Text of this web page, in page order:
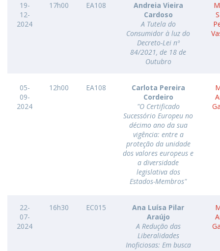
19-
12-
2024
17h00 EA108
Andreia Vieira
Cardoso
A Tutela do
Consumidor à luz do
Decreto-Lei nº
84/2021, de 18 de
Outubro
05-
09-
2024
12h00 EA108
Carlota Pereira
Cordeiro
"O Certificado
Sucessório Europeu no
décimo ano da sua
vigência: entre a
proteção da unidade
dos valores europeus e
a diversidade
legislativa dos
Estados-Membros"
22-
07-
2024
16h30 EC015
Ana Luísa Pilar
Araújo
A Redução das
Liberalidades
Inoficiosas: Em busca